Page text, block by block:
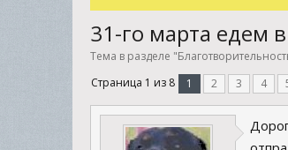
31-го марта едем
Тема в разделе "
Страница 1 из 8
1 2 3 4